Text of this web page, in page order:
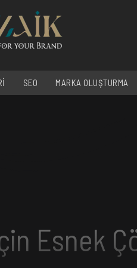
SEO MARKA OLUŞTURMA
Esnek